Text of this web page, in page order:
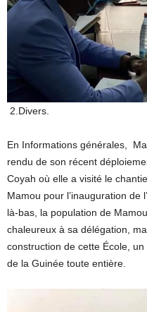
2.Divers.
En Informations générales,
rendu de son récent
Coyah où elle a visité le
Mamou pour l’inauguration de
là-bas, la population de
chaleureux à sa délégation,
construction de cette École,
de la Guinée toute entière.